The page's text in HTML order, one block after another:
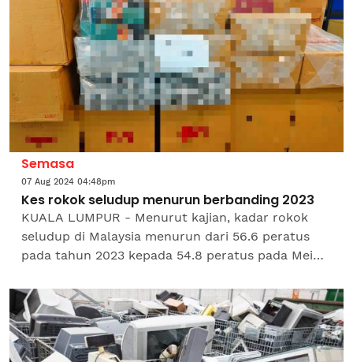
Semasa
07 Aug 2024 04:48pm
Kes rokok seludup menurun berbanding 2023
KUALA LUMPUR - Menurut kajian, kadar rokok
seludup di Malaysia menurun dari 56.6 peratus
pada tahun 2023 kepada 54.8 peratus pada Mei
(CMTM) dalam satu...